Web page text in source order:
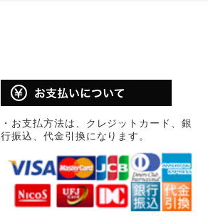
・お支払方法は、クレジットカード、銀
行振込、代金引換になります。